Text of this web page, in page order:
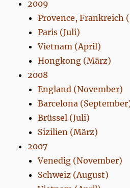
2009
Provence, Frankreich
Paris (Juli)
Vietnam (April)
Hongkong (März)
2008
England (November)
Barcelona
Brüssel (Juli)
Sizilien (März)
2007
Venedig (November)
Schweiz (August)